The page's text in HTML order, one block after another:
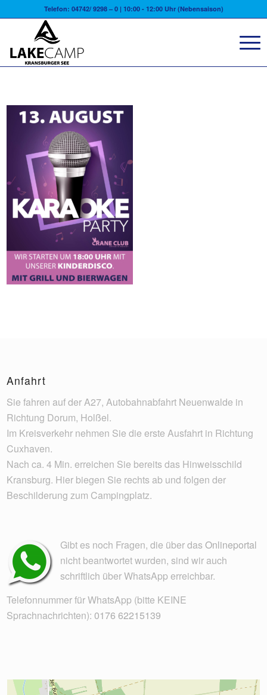
Telefon: 04742/ 9298 – 0 | 10:00 - 12:00 Uhr (Nebensaison)
Anfahrt
Sie fahren auf der A27, Autobahnabfahrt Neuenwalde in
Richtung Dorum, Holßel.
Im Kreisverkehr nehmen Sie die erste Ausfahrt in Richtung
Cuxhaven.
Nach ca. 4 Min. erreichen Sie bereits das Hinweisschild
Kransburg. Hier biegen Sie rechts ab und folgen der
Beschilderung zum Campingplatz.
Gibt es noch Fragen, die über dasOnlineportal
nicht beantwortet wurden, sind wir auch
schriftlich über WhatsApp erreichbar.
Telefonnummer für WhatsApp (bitte KEINE
Sprachnachrichten): 0176 62215139